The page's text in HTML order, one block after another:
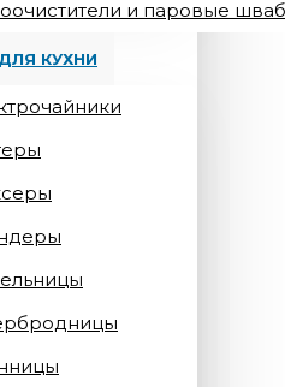
и паровые
КУХНИ